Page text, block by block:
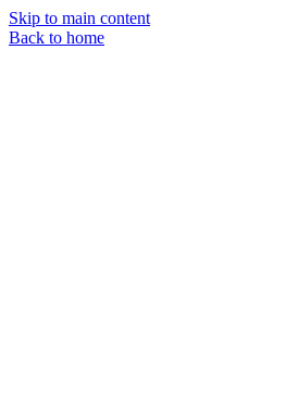
Skip to main content
Back to home